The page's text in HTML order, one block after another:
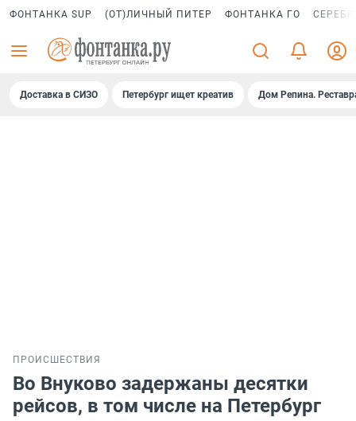
ФОНТАНКА SUP (ОТ)ЛИЧНЫЙ ПИТЕР ФОНТАНКА ГО
Доставка в СИЗО Петербург ищет креатив Дом Репина.
ПРОИСШЕСТВИЯ
Во Внуково задержаны десятки
рейсов, в том числе на Петербург